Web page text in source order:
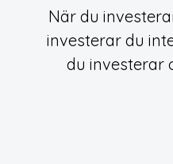
När du
investerar du
du investerar